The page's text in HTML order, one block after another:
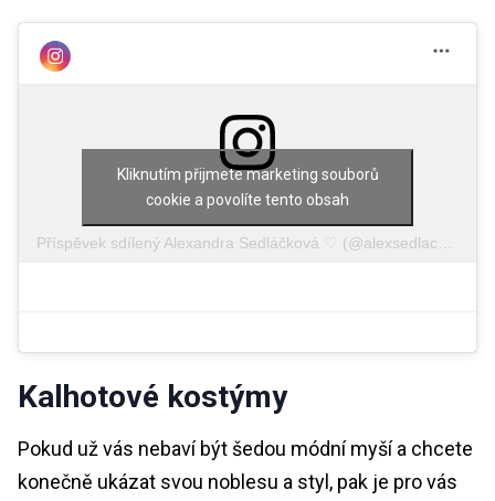
Kliknutím přijmete marketing souborů
cookie a povolíte tento obsah
Kalhotové kostýmy
Pokud už vás nebaví být šedou módní myší a chcete
konečně ukázat svou noblesu a styl, pak je pro vás